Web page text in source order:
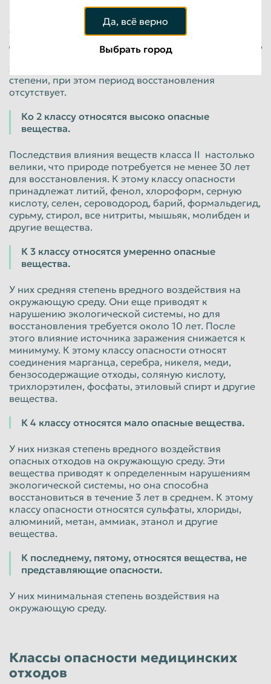
К этому классу опасности относят полоний,
бензапирен, фтороводород, соли свинца, таллий,
диэтилртуть, плутоний, теллур, озон, циановодород
и другие вещества. После их воздействия
экологическая система нарушается в наибольшей
степени, при этом период восстановления
отсутствует.
Ко 2 классу относятся высоко опасные
вещества.
Последствия влияния веществ класса II настолько
велики, что природе потребуется не менее 30 лет
для восстановления. К этому классу опасности
принадлежат литий, фенол, хлороформ, серную
кислоту, селен, сероводород, барий, формальдегид,
сурьму, стирол, все нитриты, мышьяк, молибден и
другие вещества.
К 3 классу относятся умеренно опасные
вещества.
У них средняя степень вредного воздействия на
окружающую среду. Они еще приводят к
нарушению экологической системы, но для
восстановления требуется около 10 лет. После
этого влияние источника заражения снижается к
минимуму. К этому классу опасности относят
соединения марганца, серебра, никеля, меди,
бензосодержащие отходы, соляную кислоту,
трихлорэтилен, фосфаты, этиловый спирт и другие
вещества.
К 4 классу относятся мало опасные вещества.
У них низкая степень вредного воздействия
опасных отходов на окружающую среду. Эти
вещества приводят к определенным нарушениям
экологической системы, но она способна
восстановиться в течение 3 лет в среднем. К этому
классу опасности относятся сульфаты, хлориды,
алюминий, метан, аммиак, этанол и другие
вещества.
К последнему, пятому, относятся вещества, не
представляющие опасности.
У них минимальная степень воздействия на
окружающую среду.
Классы опасности медицинских
отходов
Да, всё верно
Выбрать город